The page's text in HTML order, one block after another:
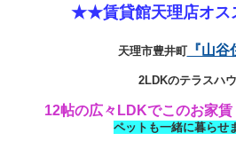
★★賃貸館天理店オ
天理市豊井町『山谷
2LDKのテラスハウ
12帖の広々LDKでこのお家賃
ペットも一緒に暮らせ